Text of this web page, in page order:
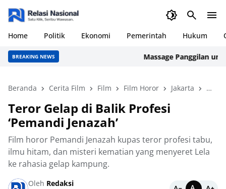
Home Politik Ekonomi Pemerintah Hukum
BREAKING NEWS Massage Panggilan untuk
Beranda Cerita Film Film Film Horor Jakarta
Teror Gelap di Balik Profesi
‘Pemandi Jenazah’
Film horor Pemandi Jenazah kupas teror profesi tabu,
ilmu hitam, dan misteri kematian yang menyeret Lela
ke rahasia gelap kampung.
Oleh Redaksi